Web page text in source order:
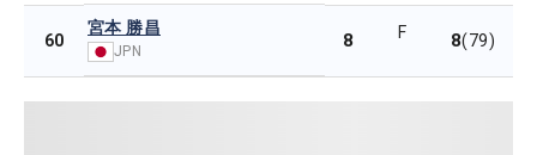
60
宮本 勝昌
JPN 8 F 8(79)